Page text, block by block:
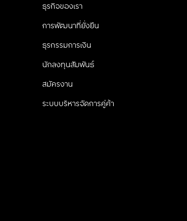
ธุรกิจของเรา
การพัฒนาที่ยั่งยืน
ธุรกรรมการเงิน
นักลงทุนสัมพันธ์
สมัครงาน
ระบบบริหารจัดการคู่ค้า